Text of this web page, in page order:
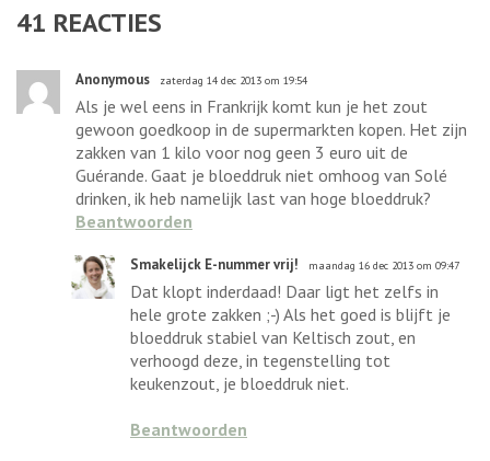
41 REACTIES
Anonymous zaterdag 14 dec 2013 om 19:54
Als je wel eens in Frankrijk komt kun je het zout
gewoon goedkoop in de supermarkten kopen. Het zijn
zakken van 1 kilo voor nog geen 3 euro uit de
Guérande. Gaat je bloeddruk niet omhoog van Solé
drinken, ik heb namelijk last van hoge bloeddruk?
Beantwoorden
Smakelijck E-nummer vrij! maandag 16 dec 2013 om 09:47
Dat klopt inderdaad! Daar ligt het zelfs in
hele grote zakken ;-) Als het goed is blijft je
bloeddruk stabiel van Keltisch zout, en
verhoogd deze, in tegenstelling tot
keukenzout, je bloeddruk niet.
Beantwoorden